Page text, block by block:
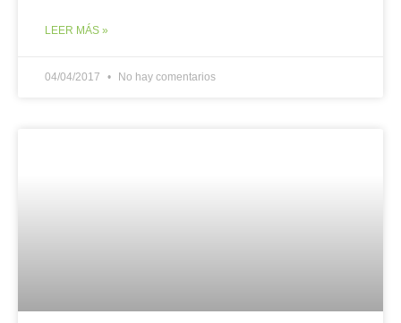
LEER MÁS »
04/04/2017 No hay comentarios